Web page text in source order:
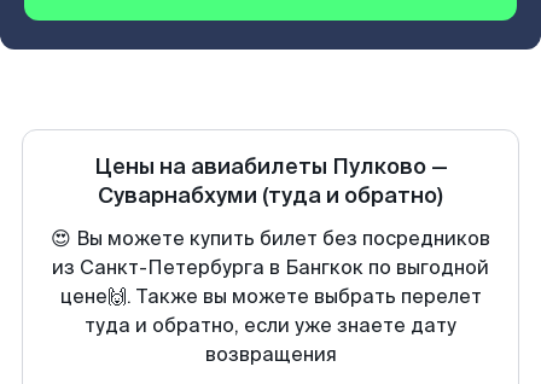
Цены на авиабилеты Пулково—
Суварнабхуми (туда и обратно)
😍 Вы можете купить билет без посредников
из Санкт-Петербурга в Бангкок по выгодной
цене🙌. Также вы можете выбрать перелет
туда и обратно, если уже знаете дату
возвращения